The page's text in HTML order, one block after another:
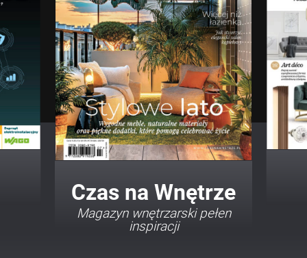
Twój Dom Twój Styl
Porady i inspiracje w
najmodniejszych stylach